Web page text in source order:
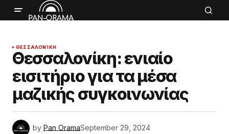
ΘΕΣΣΑΛΟΝΊΚΗ
Θεσσαλονίκη: ενιαίο
εισιτήριο για τα μέσα
μαζικής συγκοινωνίας
by Pan OramaSeptember 29, 2024